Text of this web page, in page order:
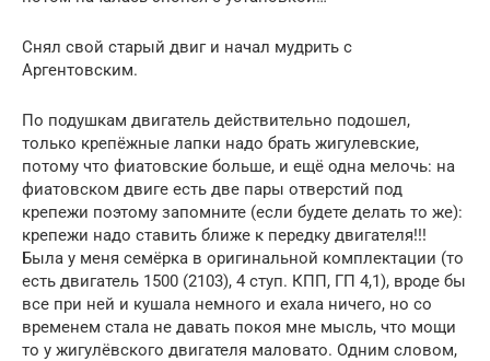
Снял свой старый двиг и начал мудрить с
Аргентовским.
По подушкам двигатель действительно подошел,
только крепёжные лапки надо брать жигулевские,
потому что фиатовские больше, и ещё одна мелочь: на
фиатовском двиге есть две пары отверстий под
крепежи поэтому запомните (если будете делать то же):
крепежи надо ставить ближе к передку двигателя!!!
Была у меня семёрка в оригинальной комплектации (то
есть двигатель 1500 (2103), 4 ступ. КПП, ГП 4,1), вроде бы
все при ней и кушала немного и ехала ничего, но со
временем стала не давать покоя мне мысль, что мощи
то у жигулёвского двигателя маловато. Одним словом,